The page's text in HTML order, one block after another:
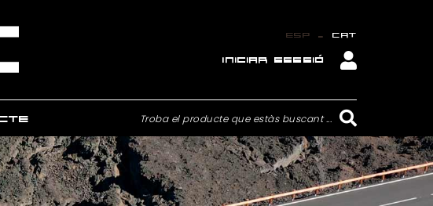
ESP CAT
INICIAR SESSIÓ
Troba el producte que estàs buscant ...